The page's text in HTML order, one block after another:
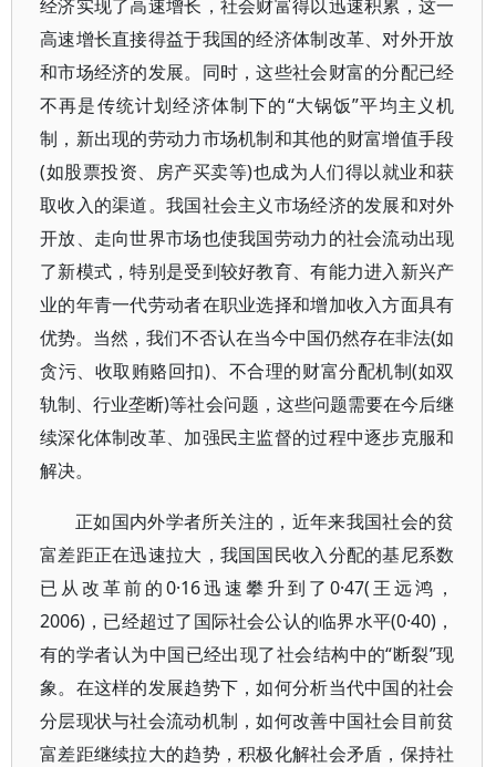
经济实现了高速增长，社会财富得以迅速积累，这一
高速增长直接得益于我国的经济体制改革、对外开放
和市场经济的发展。同时，这些社会财富的分配已经
不再是传统计划经济体制下的“大锅饭”平均主义机
制，新出现的劳动力市场机制和其他的财富增值手段
(如股票投资、房产买卖等)也成为人们得以就业和获
取收入的渠道。我国社会主义市场经济的发展和对外
开放、走向世界市场也使我国劳动力的社会流动出现
了新模式，特别是受到较好教育、有能力进入新兴产
业的年青一代劳动者在职业选择和增加收入方面具有
优势。当然，我们不否认在当今中国仍然存在非法(如
贪污、收取贿赂回扣)、不合理的财富分配机制(如双
轨制、行业垄断)等社会问题，这些问题需要在今后继
续深化体制改革、加强民主监督的过程中逐步克服和
解决。
正如国内外学者所关注的，近年来我国社会的贫
富差距正在迅速拉大，我国国民收入分配的基尼系数
已从改革前的0·16迅速攀升到了0·47(王远鸿，
2006)，已经超过了国际社会公认的临界水平(0·40)，
有的学者认为中国已经出现了社会结构中的“断裂”现
象。在这样的发展趋势下，如何分析当代中国的社会
分层现状与社会流动机制，如何改善中国社会目前贫
富差距继续拉大的趋势，积极化解社会矛盾，保持社